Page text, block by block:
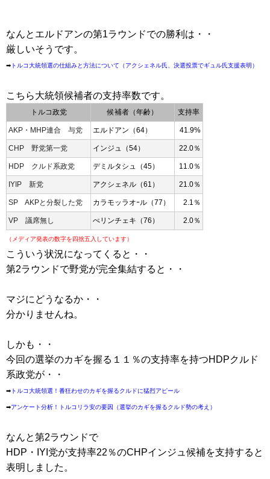
なんとエルドアンの第1ラウンドでの勝利は・・
厳しいそうです。
➡ トルコ大統領選の仕組みと方法について（アクシェネル氏、決選投票でギュル氏支援表明）
こちら大統領候補者の支持率数です。
トルコ政党 候補者（年齢） 支持率
AKP・MHP連合 与党 エルドアン（64） 41.9%
CHP 野党第一党 インジュ（54） 22.0％
HDP クルド系政党 デミルタシュ（45） 11.0％
IYIP 新党 アクシェネル（61） 21.0％
SP AKPと分裂した党 カラモッラオｰル（77） 2.1％
VP 議席無し ぺリンチェキ（76） 2.0％
（メディア発表の数字を四捨五入しています）
こういう状況になってくると・・
第2ラウンドで野党が完全集結すると・・
マジにどうなるか・・
分かりませんね。
しかも・・
今回の選挙のカギを握る１１％の支持率を持つHDPクルド
系政党が・・
➡ トルコ大統領選！番狂わせのカギを握るクルドに猛烈アピール
➡アンケート分析！トルコリラ安の要因（選挙のカギを握るクルド勢の考え）
なんと第2ラウンドで
HDP・IYI党が支持率22％のCHPインジュ候補を支持すると
表明しました。